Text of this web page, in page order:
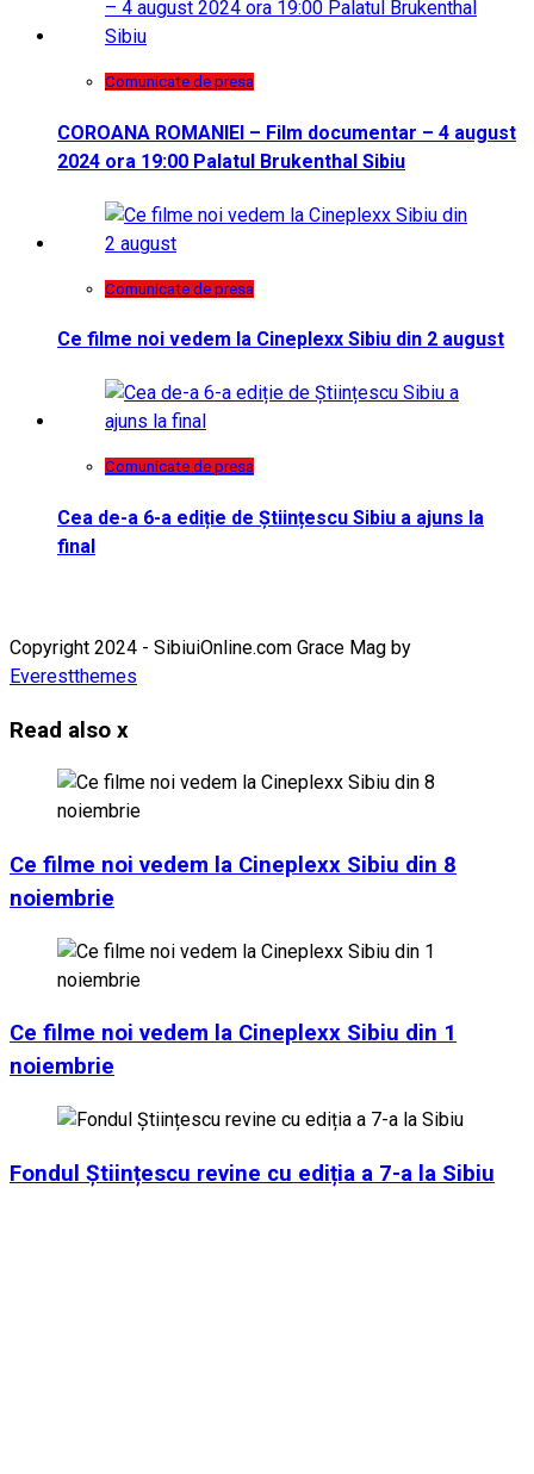
Comunicate de presa
COROANA ROMANIEI – Film documentar – 4 august
2024 ora 19:00 Palatul Brukenthal Sibiu
Comunicate de presa
Ce filme noi vedem la Cineplexx Sibiu din 2 august
Comunicate de presa
Cea de-a 6-a ediție de Științescu Sibiu a ajuns la
final
Copyright 2024 - SibiuiOnline.com Grace Mag by
Everestthemes
Read also x
Ce filme noi vedem la Cineplexx Sibiu din 8
noiembrie
Ce filme noi vedem la Cineplexx Sibiu din 1
noiembrie
Fondul Științescu revine cu ediția a 7-a la Sibiu